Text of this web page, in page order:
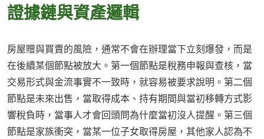
證據鏈與資產邏輯
房屋贈與買賣的風險，通常不會在辦理當下立刻爆發，而是
在後續某個節點被放大。第一個節點是稅務申報與查核，當
交易形式與金流事實不一致時，就容易被要求說明。第二個
節點是未來出售，當取得成本、持有期間與當初移轉方式影
響稅負時，當事人才會回頭問為什麼當初沒人提醒。第三個
節點是家族衝突，當某一位子女取得房屋，其他家人認為不